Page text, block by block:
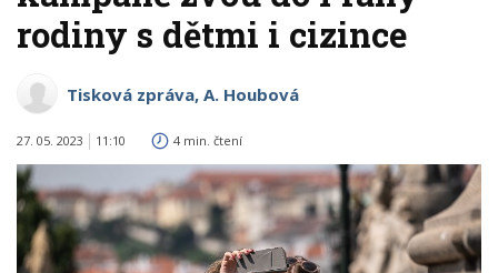
rodiny s dětmi i cizince
Tisková zpráva, A. Houbová
27. 05. 2023 11:10 4 min. čtení